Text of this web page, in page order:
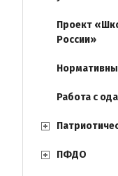
Проект
России»
Работа с
ПФДО